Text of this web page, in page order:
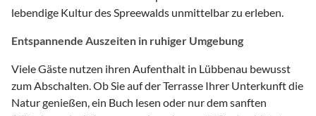
lebendige Kultur des Spreewalds unmittelbar zu erleben.
Entspannende Auszeiten in ruhiger Umgebung
Viele Gäste nutzen ihren Aufenthalt in Lübbenau bewusst
zum Abschalten. Ob Sie auf der Terrasse Ihrer Unterkunft die
Natur genießen, ein Buch lesen oder nur dem sanften